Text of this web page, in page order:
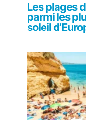
Les plages
parmi les
soleil